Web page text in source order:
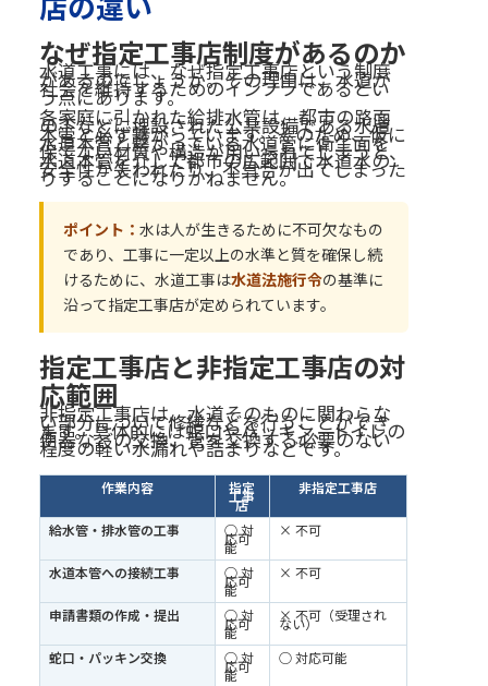
なぜ指定工事店制度があるのか
水道工事には、なぜ指定工事店という制度
があるのでしょうか。その理由は、水道が
社会を維持するためのインフラであるとい
う点にあります。
各家庭に引かれた給排水管は、都市の路面
の下などに埋設された公共設備である水道
本管と必ず繋がっています。そのため、仮に
水道本管と繋がっている水道管に衛生面を
保てない材質や構造が用いられてしまうと、
水道本管を介して都市の広範囲で水道水の
安全性が失われたり、不具合が出てしまった
りすることになりかねません。
ポイント： 水は人が生きるために不可欠なもの
であり、工事に一定以上の水準と質を確保し続
けるために、水道工事は水道法施行令の基準に
沿って指定工事店が定められています。
指定工事店と非指定工事店の対
応範囲
非指定工事店は、水道そのものに関わらな
い部分について修繕などを行うことができ
ます。具体的には蛇口やパッキン、トイレの
便器などの交換、管を交換する必要のない
程度の軽い水漏れや詰まりなどです。
作業内容 指定
工事
店
非指定工事店
給水管・排水管の工事 ○ 対
応可
能
× 不可
水道本管への接続工事 ○ 対
応可
能
× 不可
申請書類の作成・提出 ○ 対
応可
能
× 不可（受理され
ない）
蛇口・パッキン交換
○ 対
応可
能
○ 対応可能